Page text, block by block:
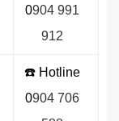
0904 991
912
☎️ Hotline
0904 706